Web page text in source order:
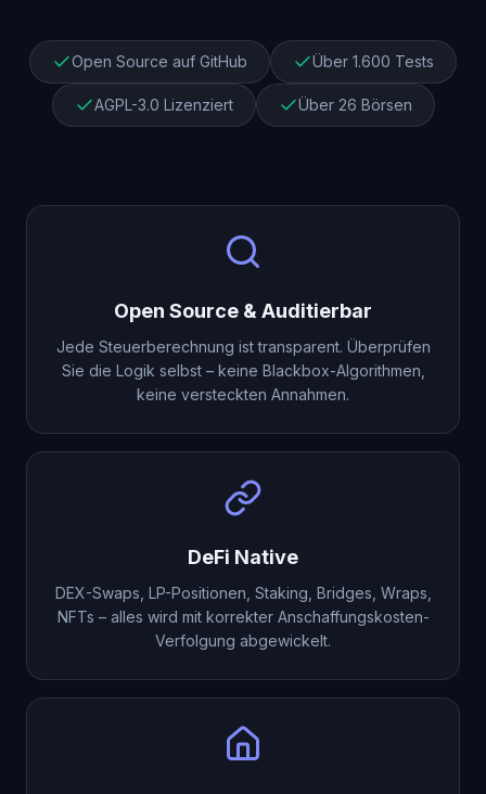
Open Source auf GitHub Über 1.600 Tests
AGPL-3.0 Lizenziert Über 26 Börsen
Open Source & Auditierbar
Jede Steuerberechnung ist transparent. Überprüfen
Sie die Logik selbst – keine Blackbox-Algorithmen,
keine versteckten Annahmen.
DeFi Native
DEX-Swaps, LP-Positionen, Staking, Bridges, Wraps,
NFTs – alles wird mit korrekter Anschaffungskosten-
Verfolgung abgewickelt.